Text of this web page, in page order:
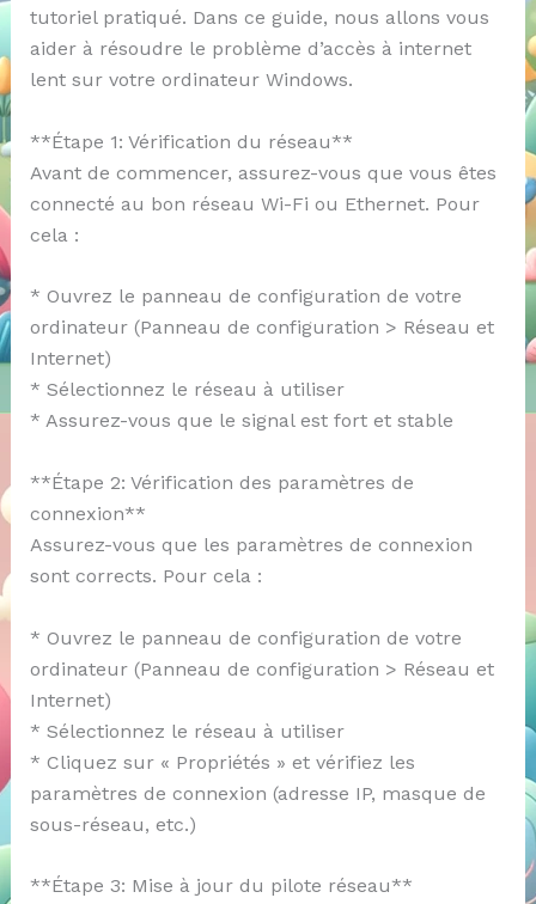
tutoriel pratiqué. Dans ce guide, nous allons vous
aider à résoudre le problème d’accès à internet
lent sur votre ordinateur Windows.
**Étape 1: Vérification du réseau**
Avant de commencer, assurez-vous que vous êtes
connecté au bon réseau Wi-Fi ou Ethernet. Pour
cela :
* Ouvrez le panneau de configuration de votre
ordinateur (Panneau de configuration > Réseau et
Internet)
* Sélectionnez le réseau à utiliser
* Assurez-vous que le signal est fort et stable
**Étape 2: Vérification des paramètres de
connexion**
Assurez-vous que les paramètres de connexion
sont corrects. Pour cela :
* Ouvrez le panneau de configuration de votre
ordinateur (Panneau de configuration > Réseau et
Internet)
* Sélectionnez le réseau à utiliser
* Cliquez sur « Propriétés » et vérifiez les
paramètres de connexion (adresse IP, masque de
sous-réseau, etc.)
**Étape 3: Mise à jour du pilote réseau**